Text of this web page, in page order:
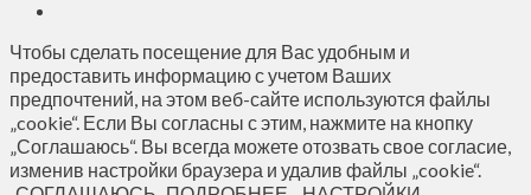
Чтобы сделать посещение для Вас удобным и
предоставить информацию с учетом Ваших
предпочтений, на этом веб-сайте используются файлы
„cookie“. Если Вы согласны с этим, нажмите на кнопку
„Соглашаюсь“. Вы всегда можете отозвать свое согласие,
изменив настройки браузера и удалив файлы „cookie“.